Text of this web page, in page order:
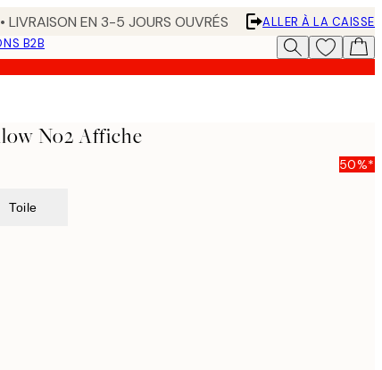
LIVRAISON EN 3-5 JOURS OUVRÉS
ALLER À LA CAISSE
B2B
No2 Affiche
50%*
Toile